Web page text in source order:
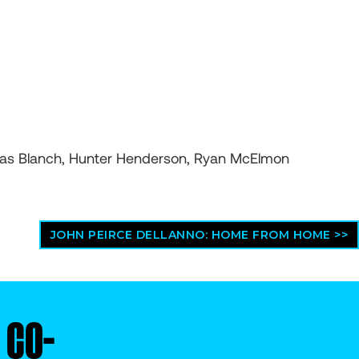
Blanch, Hunter Henderson, Ryan McElmon
JOHN PEIRCE DELLANNO: HOME FROM HOME >>
CO-